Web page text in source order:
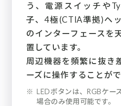
う、電源スイッチや
子、4極(CTIA準拠)ヘ
のインターフェースを
置しています。
周辺機器を頻繁に抜き
ーズに操作することがで
※ LEDボタンは、RGBケー
場合のみ使用可能です。